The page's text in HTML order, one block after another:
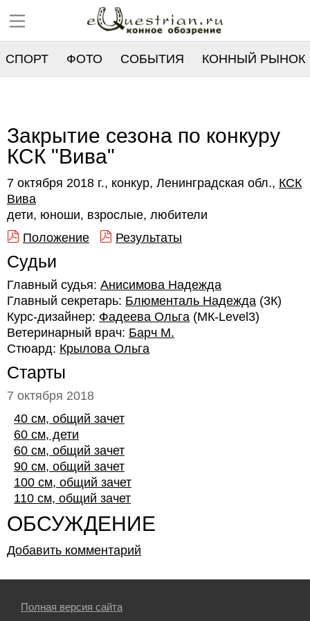
СПОРТ ФОТО СОБЫТИЯ КОННЫЙ РЫНОК
Закрытие сезона по конкуру
КСК "Вива"
7 октября 2018 г., конкур, Ленинградская обл., КСК
Вива
дети, юноши, взрослые, любители
Положение
Результаты
Судьи
Главный судья: Анисимова Надежда
Главный секретарь: Блюменталь Надежда (3К)
Курс-дизайнер: Фадеева Ольга (МК-Level3)
Ветеринарный врач: Барч М.
Стюард: Крылова Ольга
Старты
7 октября 2018
40 см, общий зачет
60 см, дети
60 см, общий зачет
90 см, общий зачет
100 см, общий зачет
110 см, общий зачет
ОБСУЖДЕНИЕ
Добавить комментарий
Полная версия сайта